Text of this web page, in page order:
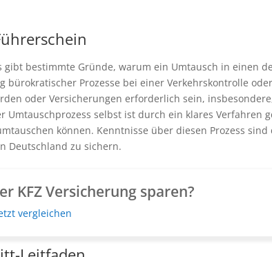
bestimmte Gründe, warum ein Umtausch in einen
Prozesse bei einer Verkehrskontrolle
oder Versicherungen erforderlich sein,
selbst ist durch ein klares Verfahren
können. Kenntnisse über diesen Prozess sind
Deutschland zu sichern.
KFZ Versicherung sparen?
vergleichen